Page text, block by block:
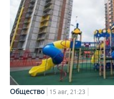
Общество 15 авг, 21:23